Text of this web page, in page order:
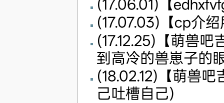
(17.06.01)【
(17.07.03)【cp介
(17.12.25)【萌兽
到高冷的兽崽子的
(18.02.12)【萌兽
己吐槽自己)